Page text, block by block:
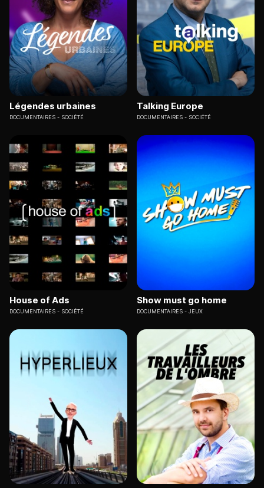
Légendes urbaines
DOCUMENTAIRES SOCIÉTÉ
Talking Europe
DOCUMENTAIRES SOCIÉTÉ
House of Ads
DOCUMENTAIRES SOCIÉTÉ
Show must go home
DOCUMENTAIRES JEUX